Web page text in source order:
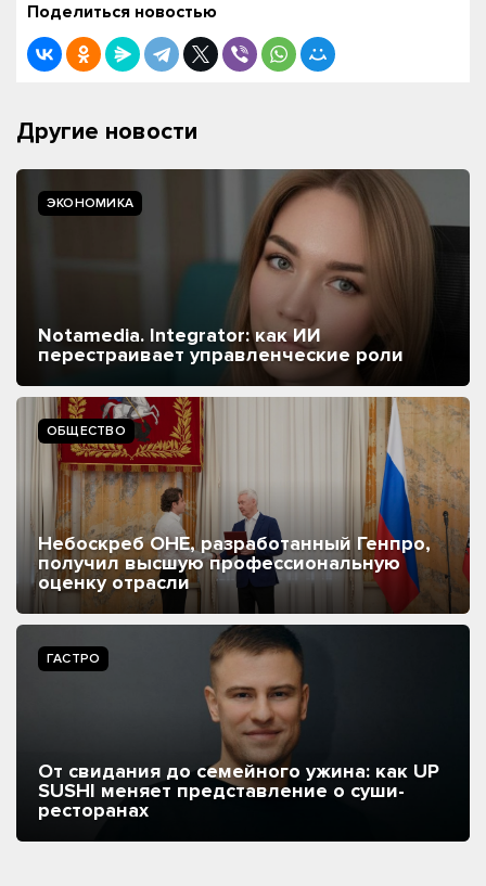
Поделиться новостью
Другие новости
ЭКОНОМИКА
Notamedia. Integrator: как ИИ
перестраивает управленческие роли
ОБЩЕСТВО
Небоскреб ОНЕ, разработанный Генпро,
получил высшую профессиональную
оценку отрасли
ГАСТРО
От свидания до семейного ужина: как UP
SUSHI меняет представление о суши-
ресторанах